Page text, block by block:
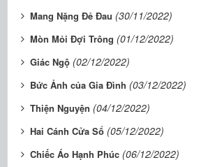
Mang Nặng Ðẻ Ðau (30/11/2022)
Mòn Mỏi Ðợi Trông (01/12/2022)
Giác Ngộ (02/12/2022)
Bức Ảnh của Gia Ðình (03/12/2022)
Thiện Nguyện (04/12/2022)
Hai Cánh Cửa Sổ (05/12/2022)
Chiếc Áo Hạnh Phúc (06/12/2022)